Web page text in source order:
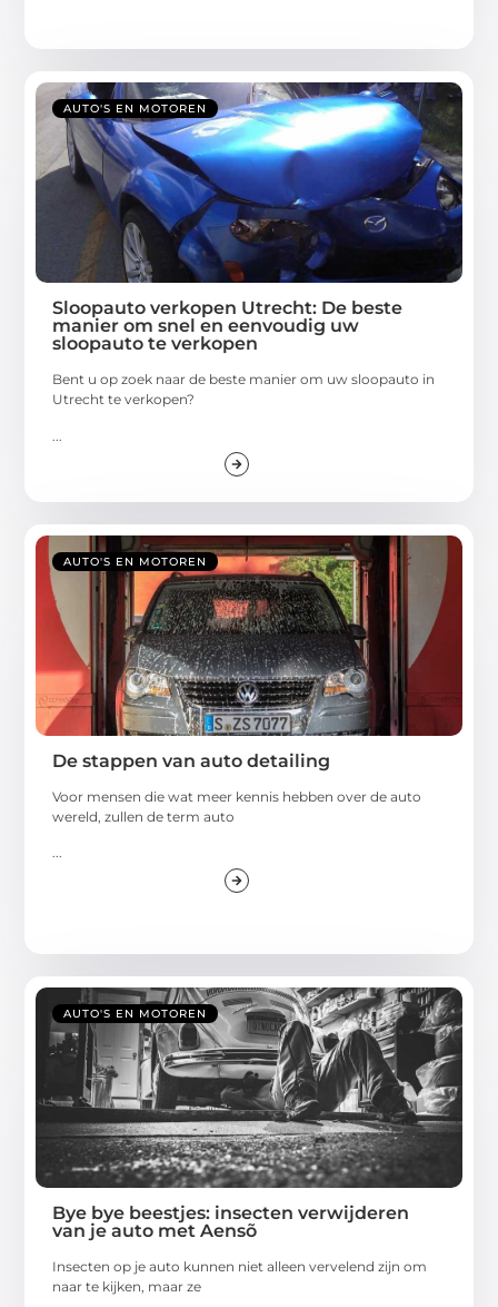
AUTO'S EN MOTOREN
Sloopauto verkopen Utrecht: De beste
manier om snel en eenvoudig uw
sloopauto te verkopen
Bent u op zoek naar de beste manier om uw sloopauto in
Utrecht te verkopen?
AUTO'S EN MOTOREN
De stappen van auto detailing
Voor mensen die wat meer kennis hebben over de auto
wereld, zullen de term auto
...
AUTO'S EN MOTOREN
Bye bye beestjes: insecten verwijderen
van je auto met Aensõ
Insecten op je auto kunnen niet alleen vervelend zijn om
naar te kijken, maar ze